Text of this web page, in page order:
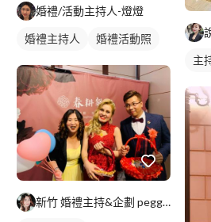
婚禮/活動主持人-燈燈
婚禮主持人 婚禮活動照
新竹 婚禮主持&企劃 peggy 媒人沛琪
主